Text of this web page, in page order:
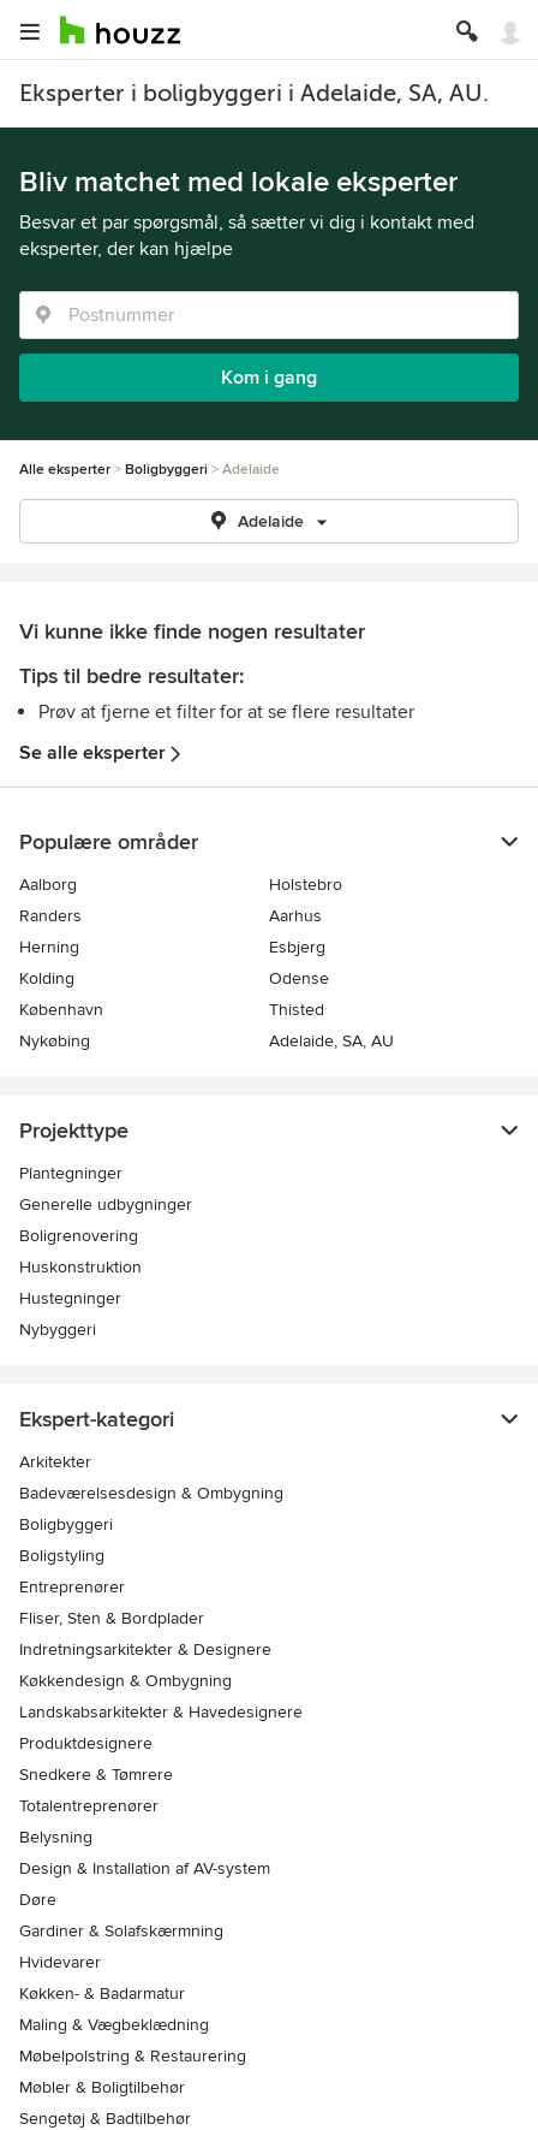
Eksperter i boligbyggeri i Adelaide, SA, AU.
Bliv matchet med lokale eksperter
Besvar et par spørgsmål, så sætter vi dig i kontakt med
eksperter, der kan hjælpe
Kom i gang
Alle eksperter Boligbyggeri Adelaide
Adelaide
Vi kunne ikke finde nogen resultater
Tips til bedre resultater:
Prøv at fjerne et filter for at se flere resultater
Se alle eksperter
Populære områder
Aalborg
Holstebro
Randers
Aarhus
Herning
Esbjerg
Kolding
Odense
København
Thisted
Nykøbing
Adelaide, SA, AU
Projekttype
Plantegninger
Generelle udbygninger
Boligrenovering
Huskonstruktion
Hustegninger
Nybyggeri
Ekspert-kategori
Arkitekter
Badeværelsesdesign & Ombygning
Boligbyggeri
Boligstyling
Entreprenører
Fliser, Sten & Bordplader
Indretningsarkitekter & Designere
Køkkendesign & Ombygning
Landskabsarkitekter & Havedesignere
Produktdesignere
Snedkere & Tømrere
Totalentreprenører
Belysning
Design & Installation af AV-system
Døre
Gardiner & Solafskærmning
Hvidevarer
Køkken- & Badarmatur
Maling & Vægbeklædning
Møbelpolstring & Restaurering
Møbler & Boligtilbehør
Sengetøj & Badtilbehør